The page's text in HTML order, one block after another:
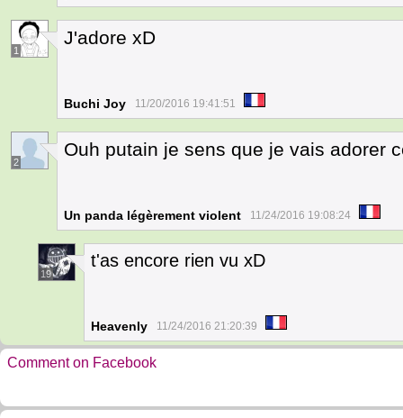
1
J'adore xD
Buchi Joy 11/20/2016 19:41:51
2
Ouh putain je sens que je vais adorer
Un panda légèrement violent 11/24/2016 19:08:24
19
t'as encore rien vu xD
Heavenly 11/24/2016 21:20:39
Comment on Facebook